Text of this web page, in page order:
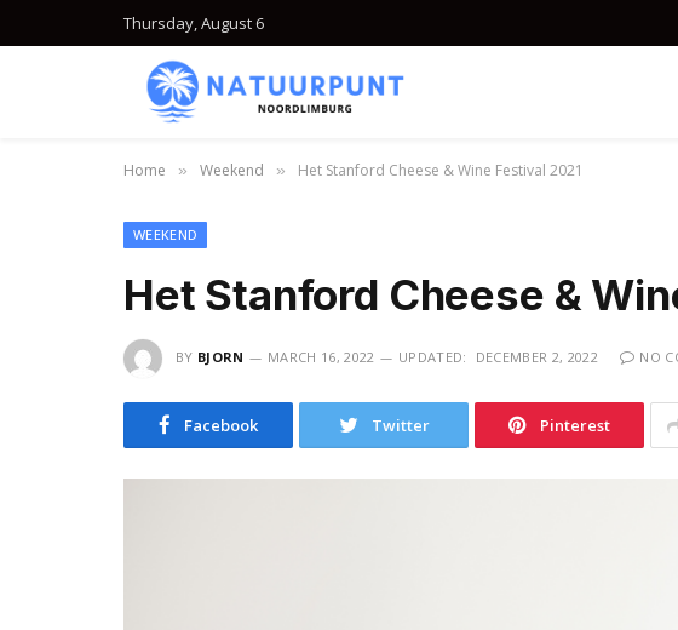
Thursday, August 6
Home » Weekend » Het Stanford Cheese & Wine Festival 2021
WEEKEND
Het Stanford Cheese &
BY BJORN MARCH 16, 2022 UPDATED: DECEMBER 2, 2022 NO
Facebook Twitter Pinterest